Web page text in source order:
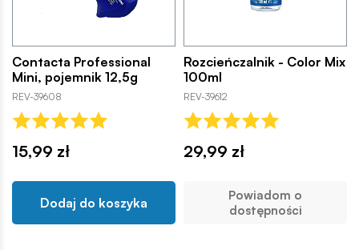
Contacta Professional
Mini, pojemnik 12,5g
REV-39608
15,99 zł
Dodaj do koszyka
Rozcieńczalnik - Color Mix
100ml
REV-39612
29,99 zł
Powiadom o
dostępności